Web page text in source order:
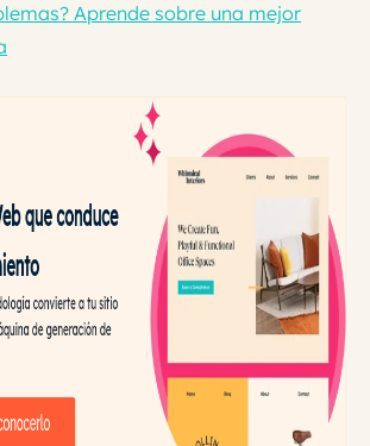
Aprende sobre una mejor